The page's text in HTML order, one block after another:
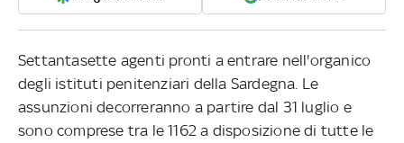
Settantasette agenti pronti a entrare nell'organico
degli istituti penitenziari della Sardegna. Le
assunzioni decorreranno a partire dal 31 luglio e
sono comprese tra le 1162 a disposizione di tutte le